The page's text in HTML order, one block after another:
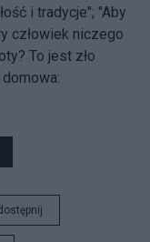
i tradycje"; "Aby
człowiek niczego
To jest zło